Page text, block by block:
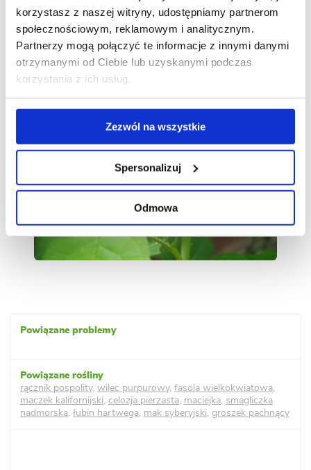
korzystasz z naszej witryny, udostępniamy partnerom
społecznościowym, reklamowym i analitycznym.
Partnerzy mogą połączyć te informacje z innymi danymi
otrzymanymi od Ciebie lub uzyskanymi podczas
korzystania z ich usług.
Zezwól na wszystkie
Spersonalizuj
Odmowa
Galeria
rącznik pospolity, wilec purpurowy, fasola wielkokwiatowa,
maczek kalifornijski, celozja pierzasta, maciejka, smagliczka
nadmorska, łubin hartwega, mak syberyjski, groszek pachnący